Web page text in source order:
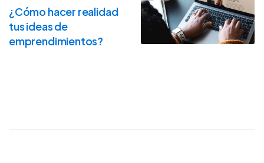
¿Cómo hacer realidad
tus ideas de
emprendimientos?